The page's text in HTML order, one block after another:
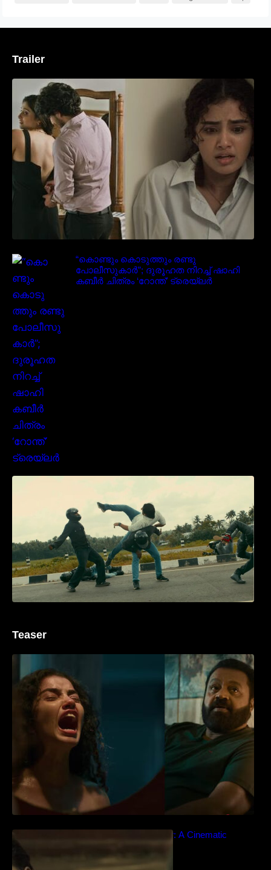
Trailer
‘മരീചിക’യുമായി അനുപമ പരമേശ്വരൻ;
മിസ്റ്ററി ത്രില്ലർ ട്രെയിലർ
വൈറലാകുന്നു..
“കൊണ്ടും കൊടുത്തും രണ്ടു
പോലീസുകാർ”; ദുരൂഹത നിറച്ച് ഷാഹി
കബീർ ചിത്രം ‘റോന്ത്’ ട്രെയ്‌ലർ
Teaser
‘ജെഎസ്‌കെ’ ടീസർ പുറത്ത്; വക്കീൽ
വേഷത്തിൽ നിറഞ്ഞാടി സുരേഷ് ഗോപി..
Idiyan Chandhu – Teaser: A Cinematic